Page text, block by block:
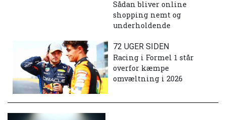
Sådan bliver online
shopping nemt og
underholdende
72 UGER SIDEN
Racing i Formel 1 står
overfor kæmpe
omvæltning i 2026